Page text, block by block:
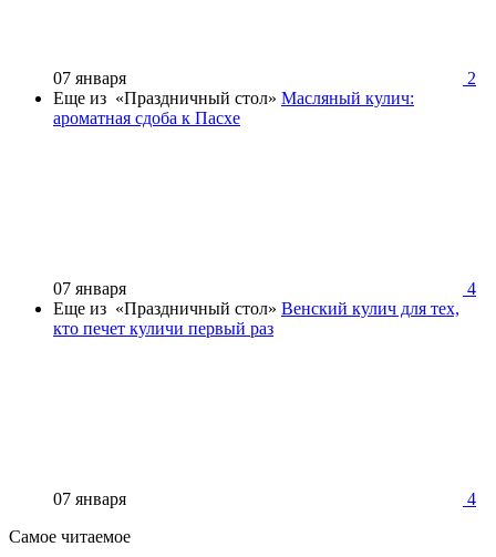
07 января
2
Еще из «Праздничный стол» Масляный кулич:
ароматная сдоба к Пасхе
07 января
4
Еще из «Праздничный стол» Венский кулич для тех,
кто печет куличи первый раз
07 января
4
Самое читаемое